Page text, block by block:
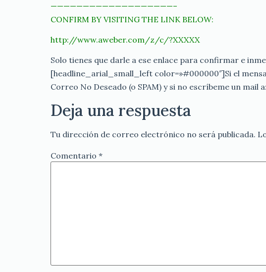
———————————————————–
CONFIRM BY VISITING THE LINK BELOW:
http://www.aweber.com/z/c/?XXXXX
Solo tienes que darle a ese enlace para confirmar e
[headline_arial_small_left color=»#000000″]Si el
Correo No Deseado (o SPAM) y si no escríbeme un
Deja una respuesta
Tu dirección de correo electrónico no será publicada.
Comentario *